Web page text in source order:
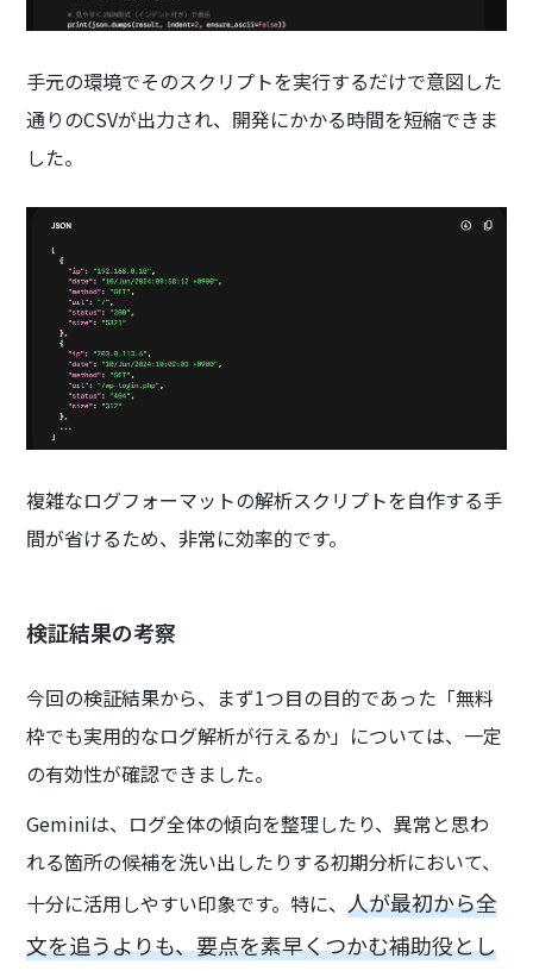
手元の環境でそのスクリプトを実行するだけで意図した
通りのCSVが出力され、開発にかかる時間を短縮できま
した。
複雑なログフォーマットの解析スクリプトを自作する手
間が省けるため、非常に効率的です。
検証結果の考察
今回の検証結果から、まず1つ目の目的であった「無料
枠でも実用的なログ解析が行えるか」については、一定
の有効性が確認できました。
Geminiは、ログ全体の傾向を整理したり、異常と思わ
れる箇所の候補を洗い出したりする初期分析において、
十分に活用しやすい印象です。特に、人が最初から全
文を追うよりも、要点を素早くつかむ補助役とし